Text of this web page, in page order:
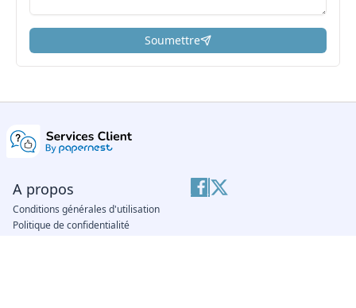
Soumettre
A propos
Conditions générales d'utilisation
Politique de confidentialité